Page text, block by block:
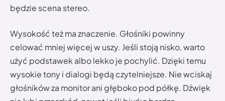
będzie scena stereo.
Wysokość też ma znaczenie. Głośniki powinny
celować mniej więcej w uszy. Jeśli stoją nisko, warto
użyć podstawek albo lekko je pochylić. Dzięki temu
wysokie tony i dialogi będą czytelniejsze. Nie wciskaj
głośników za monitor ani głęboko pod półkę. Dźwięk